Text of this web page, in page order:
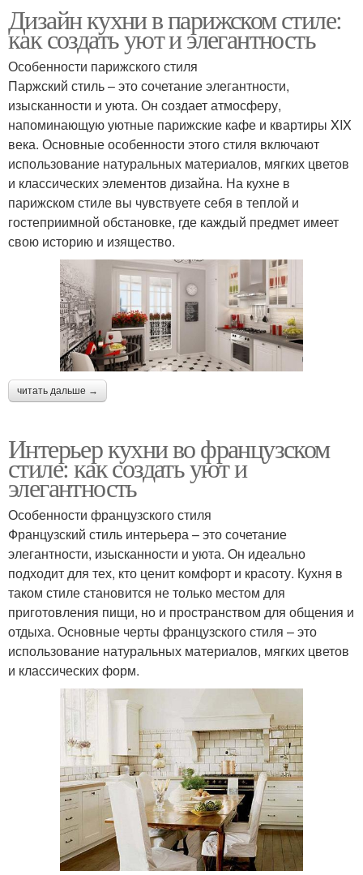
Дизайн кухни в парижском стиле:
как создать уют и элегантность
Особенности парижского стиля
Паржский стиль – это сочетание элегантности,
изысканности и уюта. Он создает атмосферу,
напоминающую уютные парижские кафе и квартиры XIX
века. Основные особенности этого стиля включают
использование натуральных материалов, мягких цветов
и классических элементов дизайна. На кухне в
парижском стиле вы чувствуете себя в теплой и
гостеприимной обстановке, где каждый предмет имеет
свою историю и изящество.
читать дальше →
Интерьер кухни во французском
стиле: как создать уют и
элегантность
Особенности французского стиля
Французский стиль интерьера – это сочетание
элегантности, изысканности и уюта. Он идеально
подходит для тех, кто ценит комфорт и красоту. Кухня в
таком стиле становится не только местом для
приготовления пищи, но и пространством для общения и
отдыха. Основные черты французского стиля – это
использование натуральных материалов, мягких цветов
и классических форм.